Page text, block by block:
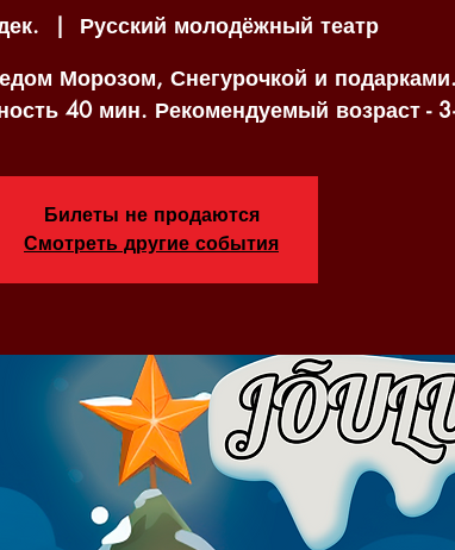
  |
Русский молодёжный театр
Морозом, Снегурочкой и подарками.
40 мин. Рекомендуемый возраст -
Билеты не продаются
Смотреть другие события